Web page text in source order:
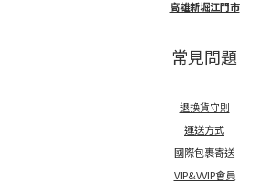
高雄新堀江門市
常見問題
退換貨守則
運送方式
國際包裹寄送
VIP&VVIP會員